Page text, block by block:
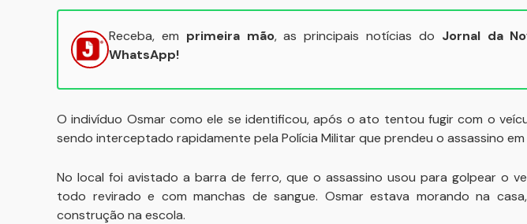
Receba, em primeira mão, as principais notícias do Jornal da
WhatsApp!
O indivíduo Osmar como ele se identificou, após o ato tentou fugir com o
sendo interceptado rapidamente pela Polícia Militar que prendeu o assassino
No local foi avistado a barra de ferro, que o assassino usou para golpear o
todo revirado e com manchas de sangue. Osmar estava morando na
construção na escola.